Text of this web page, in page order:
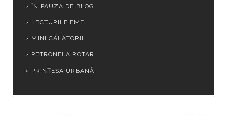
ÎN PAUZA DE BLOG
LECTURILE EMEI
MINI CĂLĂTORII
PETRONELA ROTAR
PRINȚESA URBANĂ